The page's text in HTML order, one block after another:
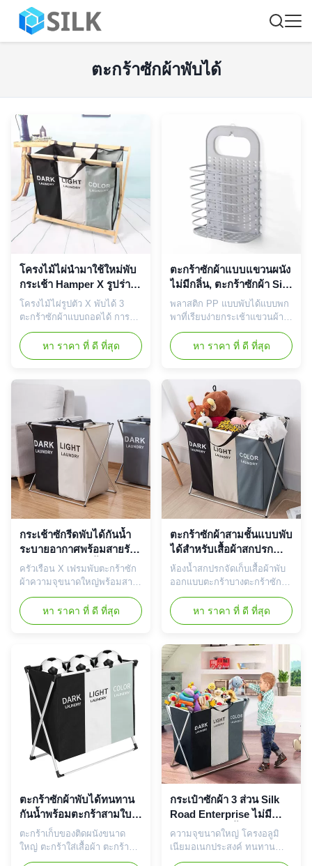
ตะกร้าซักผ้าพับได้
โครงไม้ไผ่นำมาใช้ใหม่พับ
กระเช้า Hamper X รูปร่าง
ผ้า Oxford ที่ถอดออกได้
โครงไม้ไผ่รูปตัว X พับได้ 3
ตะกร้าซักผ้าแบบถอดได้ การซัก
ผ้าของคุณไม่เคยง่ายดายและ
สะดวกขนาดนี้มาก่อนX-Frame
Bamboo Laundry Sorter ของ
สิ่งของที่มืด ละเอียดอ่อน และ
เบา ในขณะที่คุณใส่เสื้อผ้าที่
สกปรกลงในตะกร้าของคุณด้วย
ตาราง 3 ช่องที่ระบุว่า "มืด แส...
หา ราคา ที่ ดี ที่สุด
ตะกร้าซักผ้าแบบแขวนผนัง
ไม่มีกลิ่น, ตะกร้าซักผ้า Silk
Road Enterprise ที่ทนทาน
พับเก็บได้
พลาสติก PP แบบพับได้แบบพก
พาที่เรียบง่ายกระเช้าแขวนผ้า
พร้อมที่จับ ตะกร้าซักผ้าแบบ
แขวนพับได้ การใช้ตะกร้าซักผ้า
แบบแขวนนี้จะทำให้คุณสะดวก
มีคุณสมบัติพับเก็บได้เพื่อให้คุณ
สามารถเก็บไว้ได้อย่างง่ายดาย
เมื่อไม่ใช้งานการเก็บเสื้อผ้าที่
สกปรกไว้ในตะกร้าเป็นสิ่งสำคัญ
ในการทำให้บ้านของ...
หา ราคา ที่ ดี ที่สุด
กระเช้าซักรีดพับได้กันน้ำ
ระบายอากาศพร้อมสายรัด
เวลโครประหยัดพื้นที่
ครัวเรือน X เฟรมพับตะกร้าซัก
ผ้าความจุขนาดใหญ่พร้อมสาย
รัดเวลโคร การออกแบบที่เพรียว
บางและความจุขนาดใหญ่ - คุณ
ยังคงกังวลว่าพื้นที่จะเล็กเกินไป
แบบ:60*41*55 ซม. ตะกร้าซัก
ผ้าทรงสูงและบางไม่เพียงช่วย
ให้คุณประหยัดพื้นที่เท่านั้น แต่
การออกแบบที่ปรับปรุงใหม่ยัง
เพิ่มความจุสำหรับเสื้อผ้าที...
หา ราคา ที่ ดี ที่สุด
ตะกร้าซักผ้าสามชั้นแบบพับ
ได้สำหรับเสื้อผ้าสกปรกน้ำ
หนักที่ถอดออกได้ 0.95kg
ห้องน้ำสกปรกจัดเก็บเสื้อผ้าพับ
ออกแบบตะกร้าบางตะกร้าซักผ้า
Hamper ตะกร้าซักผ้าความจุ
ขนาดใหญ่ 3 ส่วน - แบ่งออก
เป็นตะกร้าซักผ้า 3 ส่วน คุณจึง
แสงได้ในขณะที่คุณวางเสื้อผ้า
ลงในกระเป๋า ตะกร้าซักผ้าพับได้
นี้ พกพาได้สะดวกและมั่นคงยิ่ง
ขึ้น - สายรัด 6 เส้นที่ด้านบน
ช่วยให้การทรงตัวมั...
หา ราคา ที่ ดี ที่สุด
ตะกร้าซักผ้าพับได้ทนทาน
กันน้ำพร้อมตะกร้าสามใบ
นำกลับมาใช้ใหม่ได้
ตะกร้าเก็บของติดผนังขนาด
ใหญ่ ตะกร้าใส่เสื้อผ้า ตะกร้าซัก
ผ้า ลักษณะเฉพาะ: ตะกร้าซักผ้า
กระเป๋าซักผ้า 3 ส่วน Silk
Road Enterprise ไม่มี
กลิ่น, กระเช้าเสื้อผ้าสกปรก
น้ำหนักเบา
ความจุขนาดใหญ่ โครงอลูมิ
เนียมอเนกประสงค์ ทนทาน
ตะกร้าซักผ้าจัดเรียงได้ 1, วัสดุ